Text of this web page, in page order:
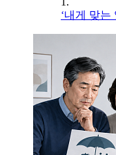
‘내게 맞는